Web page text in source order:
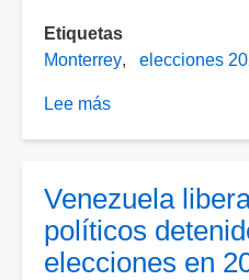
Etiquetas
Monterrey
elecciones
Lee más
a
Karina
"N"
Venezuela
políticos
elecciones en